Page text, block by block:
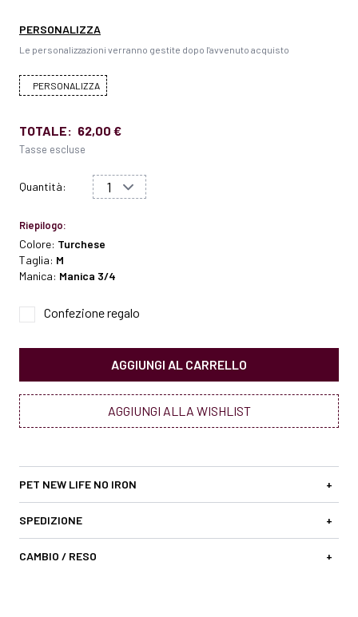
PERSONALIZZA
Le personalizzazioni verranno gestite dopo l'avvenuto acquisto
PERSONALIZZA
TOTALE: 62,00 €
Tasse escluse
Quantità:
Riepilogo:
Colore: Turchese
Taglia: M
Manica: Manica 3/4
Confezione regalo
AGGIUNGI AL CARRELLO
AGGIUNGI ALLA WISHLIST
PET NEW LIFE NO IRON +
SPEDIZIONE +
CAMBIO / RESO +